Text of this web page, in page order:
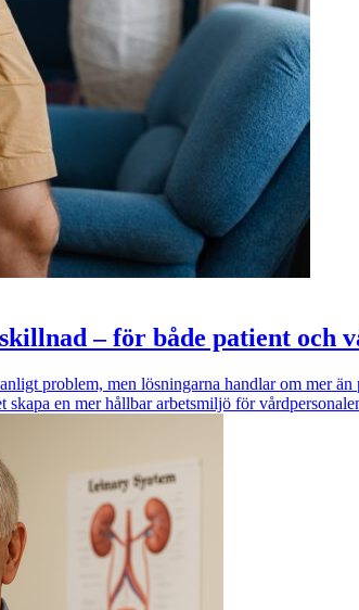
– för både patient och
problem, men lösningarna handlar om mer
en mer hållbar arbetsmiljö för